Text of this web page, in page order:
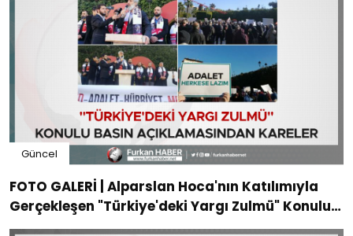
Güncel
FOTO GALERİ | Alparslan Hoca'nın Katılımıyla
Gerçekleşen "Türkiye'deki Yargı Zulmü" Konulu
Basın Açıklamasından Kareler